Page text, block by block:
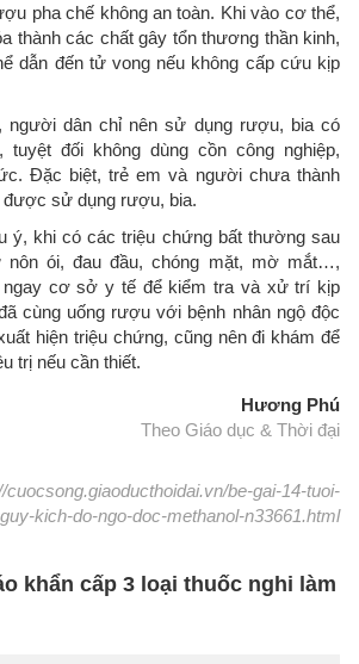
pha chế không an toàn. Khi vào cơ thể,
thành các chất gây tổn thương thần kinh,
dẫn đến tử vong nếu không cấp cứu kịp
người dân chỉ nên sử dụng rượu, bia có
tuyệt đối không dùng cồn công nghiệp,
Đặc biệt, trẻ em và người chưa thành
được sử dụng rượu, bia.
ý, khi có các triệu chứng bất thường sau
nôn ói, đau đầu, chóng mặt, mờ mắt…,
ngay cơ sở y tế để kiểm tra và xử trí kịp
cùng uống rượu với bệnh nhân ngộ độc
hiện triệu chứng, cũng nên đi khám để
trị nếu cần thiết.
Hương Phú
Theo Giáo dục & Thời đại
be-gai-14-tuoi-
kich-do-ngo-doc-methanol-n33661.html
khẩn cấp 3 loại thuốc nghi làm